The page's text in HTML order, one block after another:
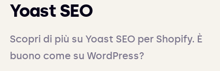
Yoast SEO
Scopri di più su Yoast SEO per Shopify. È
buono come su WordPress?